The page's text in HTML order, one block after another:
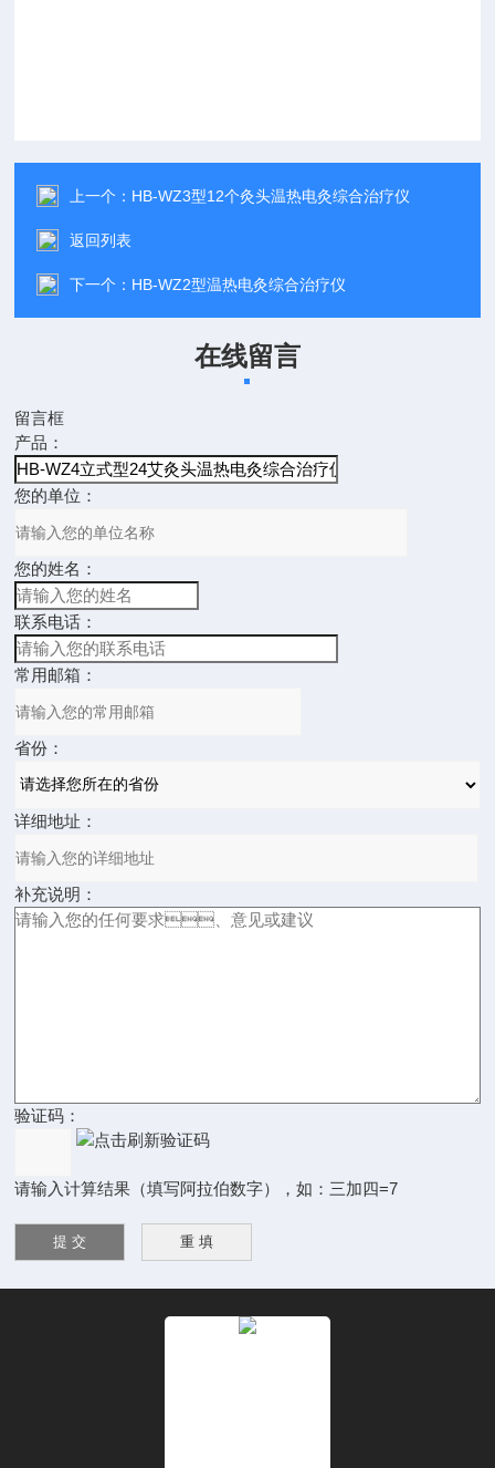
上一个： HB-WZ3型12个灸头温热电灸综合治疗仪
返回列表
下一个： HB-WZ2型温热电灸综合治疗仪
在线留言
留言框
产品：
您的单位：
您的姓名：
联系电话：
常用邮箱：
省份：
详细地址：
补充说明：
验证码：
请输入计算结果（填写阿拉伯数字），如：三加四=7